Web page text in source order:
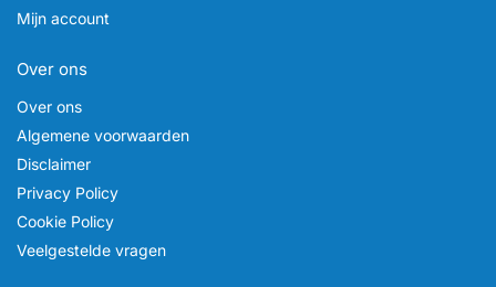
Mijn account
Over ons
Over ons
Algemene voorwaarden
Disclaimer
Privacy Policy
Cookie Policy
Veelgestelde vragen